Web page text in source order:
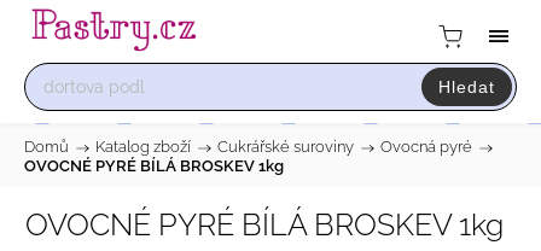
Hledat
Domů / Katalog zboží / Cukrářské suroviny / Ovocná pyré /
OVOCNÉ PYRÉ BÍLÁ BROSKEV 1kg
OVOCNÉ PYRÉ BÍLÁ BROSKEV 1kg